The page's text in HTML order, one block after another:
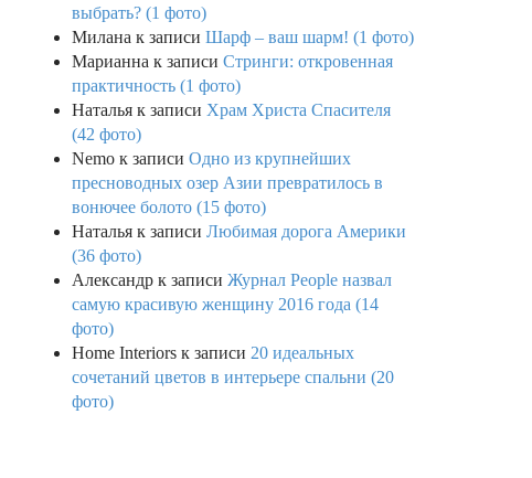
выбрать? (1 фото)
Милана к записи Шарф – ваш шарм! (1 фото)
Марианна к записи Стринги: откровенная
практичность (1 фото)
Наталья к записи Храм Христа Спасителя
(42 фото)
Nemo к записи Одно из крупнейших
пресноводных озер Азии превратилось в
вонючее болото (15 фото)
Наталья к записи Любимая дорога Америки
(36 фото)
Александр к записи Журнал People назвал
самую красивую женщину 2016 года (14
фото)
Home Interiors к записи 20 идеальных
сочетаний цветов в интерьере спальни (20
фото)